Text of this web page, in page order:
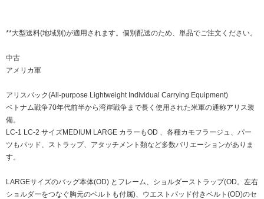
**大型送料(地域別)が適用されます。個別配送のため、単品でご注文ください。
中古
アメリカ軍
アリスパック(All-purpose Lightweight Individual Carrying Equipment)
ベトナム戦争70年代前半から湾岸戦争まで長く使用された米軍の通称アリス装
備。
LC-1 LC-2 サイズMEDIUM LARGE カラーもOD 、各種カモフラージュ、パー
ツもパッド、ストラップ、アタッチメント類など多数バリエーションがありま
す。
LARGEサイズのバッグ本体(OD) とフレーム、ショルダーストラップ(OD。左右
ショルダーをつなぐ胸元のベルトも付属)、ウエストパッド付きベルト(OD)のセ